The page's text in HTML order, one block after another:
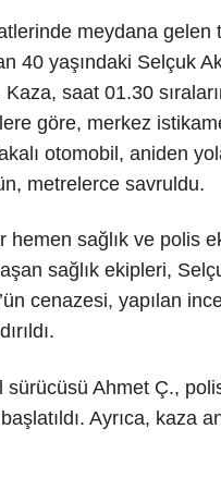
meydana gelen
40 yaşındaki Selçuk
saat 01.30
göre, merkez
otomobil, aniden
metrelerce savruldu.
hemen sağlık ve polis
sağlık ekipleri,
cenazesi, yapılan
sürücüsü Ahmet Ç.,
Ayrıca, kaza